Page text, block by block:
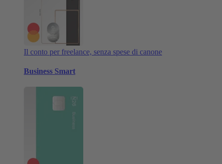
Il conto per freelance, senza spese di canone
Business Smart